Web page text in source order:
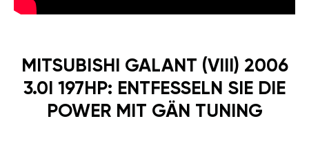
MITSUBISHI GALANT (VIII) 2006
3.0I 197HP: ENTFESSELN SIE DIE
POWER MIT GÄN TUNING